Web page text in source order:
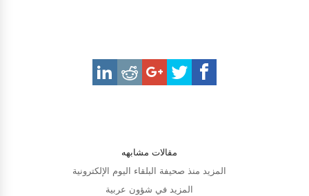
مقالات مشابهه
المزيد منذ صحيفة البلقاء اليوم الإلكترونية
المزيد في شؤون عربية